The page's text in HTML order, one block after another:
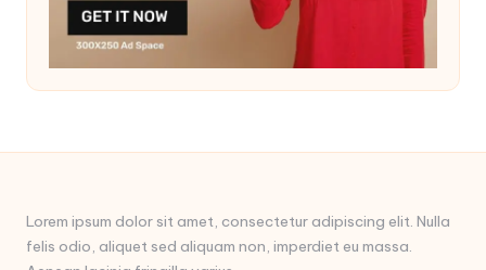
Lorem ipsum dolor sit amet, consectetur adipiscing elit. Nulla
felis odio, aliquet sed aliquam non, imperdiet eu massa.